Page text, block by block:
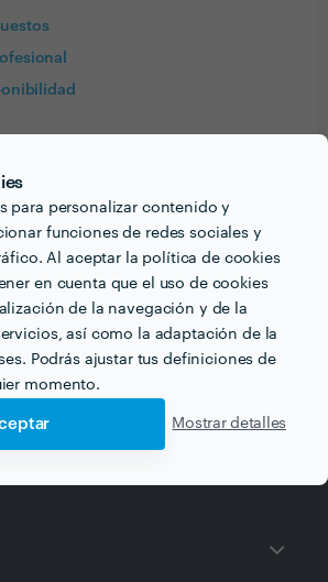
para personalizar contenido y
funciones de redes sociales y
Al aceptar la política de cookies
en cuenta que el uso de cookies
de la navegación y de la
así como la adaptación de la
Podrás ajustar tus definiciones de
momento.
Mostrar detalles
propuestas de profesionales como
Diasen pocas horas.